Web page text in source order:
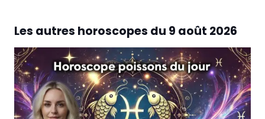
Les autres horoscopes du 9 août 2026